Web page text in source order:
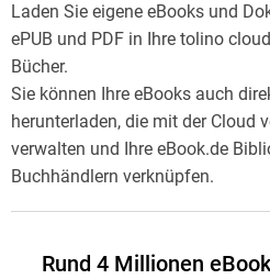
Laden Sie eigene eBooks und
ePUB und PDF in Ihre tolino
Bücher.
Sie können Ihre eBooks auch
herunterladen, die mit der Cloud
verwalten und Ihre eBook.de
Buchhändlern verknüpfen.
Rund 4 Millionen